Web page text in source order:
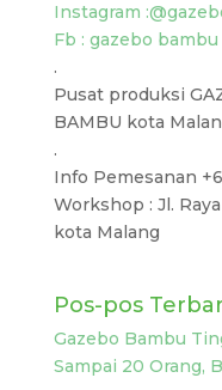
Instagram :
Fb : gazebo
.
Pusat produksi
BAMBU kota
.
Info Pemesanan
Workshop : Jl.
kota Malang
Pos-pos
Gazebo Bambu
Sampai 20 Orang,